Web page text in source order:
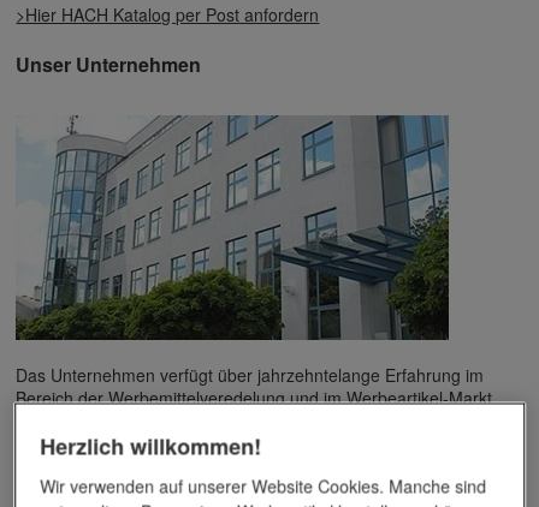
>Hier HACH Katalog per Post anfordern
Unser Unternehmen
Das Unternehmen verfügt über jahrzehntelange Erfahrung im
Bereich der Werbemittelveredelung und im Werbeartikel-Markt.
insbesondere wenn es um professionellen
Herzlich willkommen!
Wir verwenden auf unserer Website Cookies. Manche sind